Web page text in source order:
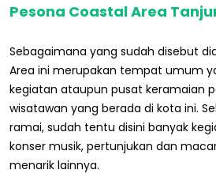
Pesona Coastal Area
Sebagaimana yang sudah disebut
Area ini merupakan tempat umum
kegiatan ataupun pusat keramaian
wisatawan yang berada di kota ini.
ramai, sudah tentu disini banyak
konser musik, pertunjukan dan
menarik lainnya.